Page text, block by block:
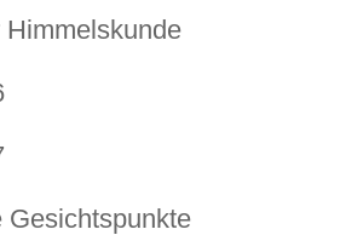
Gesichtspunkte